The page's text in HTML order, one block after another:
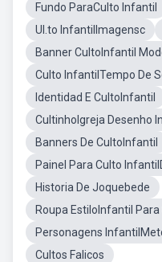
Fundo ParaCulto Infantil
Ul.to InfantilImagensc
Banner CultoInfantil
Culto InfantilTempo De
Identidad E CultoInfantil
CultinhoIgreja Desenho
Banners De CultoInfantil
Painel Para Culto
Historia De Joquebede
Roupa EstiloInfantil
Personagens
Cultos Falicos